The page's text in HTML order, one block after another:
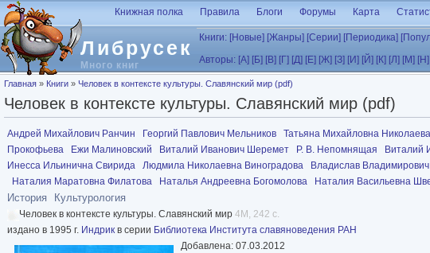
Перейти к основному содержанию
Либрусек
Много книг
Книжная полка Правила Блоги Форумы Карта
Книги: [Новые] [Жанры] [Серии] [Периодика]
Авторы: [А] [Б] [В] [Г] [Д] [Е] [Ж] [З] [И] [Й] [К] [Л] [М] [Н]
Вы здесь
Главная » Книги » Человек в контексте культуры. Славянский мир (pdf)
Человек в контексте культуры. Славянский мир (pdf)
Андрей Михайлович Ранчин Георгий Павлович Мельников Татьяна Михайловна Николаева
Прокофьева
Ежи Малиновский Виталий Иванович Шеремет Р. В. Непомнящая Виталий
Инесса Ильинична Свирида
Людмила Николаевна Виноградова Владислав
Наталия Маратовна Филатова
Наталья Андреевна Богомолова Наталия Васильевна
История Культурология
Человек в контексте культуры. Славянский мир 4M, 242 с.
издано в 1995 г. Индрик в серии Библиотека Института славяноведения РАН
Добавлена: 07.03.2012